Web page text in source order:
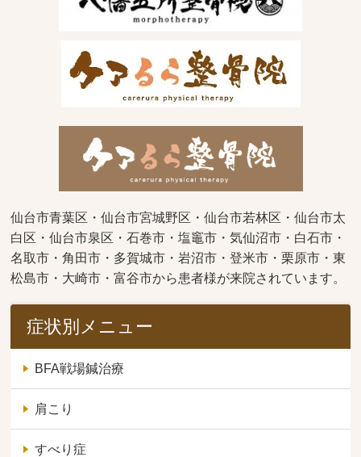
仙台市青葉区・仙台市宮城野区・仙台市若林区・仙台市太
白区・仙台市泉区・石巻市・塩竈市・気仙沼市・白石市・
名取市・角田市・多賀城市・岩沼市・登米市・栗原市・東
松島市・大崎市・富谷市から患者様が来院されています。
症状別メニュー
BFA戦場鍼治療
肩こり
すべり症